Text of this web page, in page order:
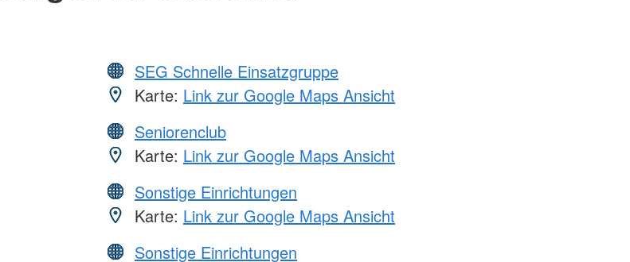
SEG Schnelle Einsatzgruppe
Karte: Link zur Google Maps Ansicht
Seniorenclub
Karte: Link zur Google Maps Ansicht
Sonstige Einrichtungen
Karte: Link zur Google Maps Ansicht
Sonstige Einrichtungen